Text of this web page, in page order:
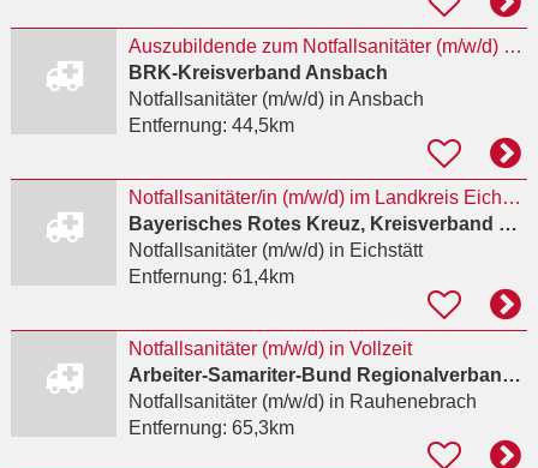
Auszubildende zum Notfallsanitäter (m/w/d) 2027
BRK-Kreisverband Ansbach
Notfallsanitäter (m/w/d)in Ansbach
Entfernung: 44,5km
Notfallsanitäter/in (m/w/d) im Landkreis Eichstätt beim BRK KV Eichstätt
Bayerisches Rotes Kreuz, Kreisverband Eichstätt
Notfallsanitäter (m/w/d)in Eichstätt
Entfernung: 61,4km
Notfallsanitäter (m/w/d) in Vollzeit
Arbeiter-Samariter-Bund Regionalverband Würzburg-Mainfranken e.V.
Notfallsanitäter (m/w/d)in Rauhenebrach
Entfernung: 65,3km